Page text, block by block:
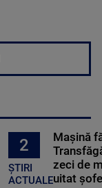
2
ȘTIRI
ACTUALE
Mașină
zeci de
uitat